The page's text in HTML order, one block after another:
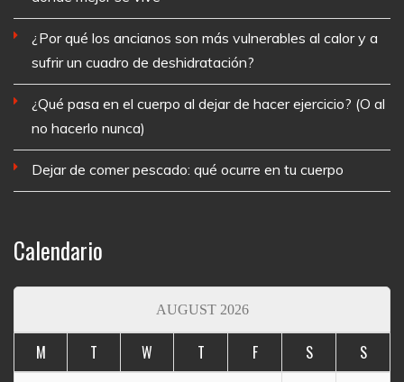
¿Por qué los ancianos son más vulnerables al calor y a
sufrir un cuadro de deshidratación?
¿Qué pasa en el cuerpo al dejar de hacer ejercicio? (O al
no hacerlo nunca)
Dejar de comer pescado: qué ocurre en tu cuerpo
Calendario
AUGUST 2026
M T W T F S S